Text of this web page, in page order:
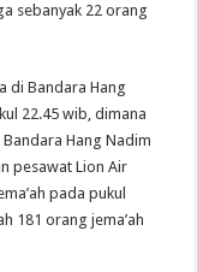
sebanyak 22 orang
di Bandara Hang
22.45 wib, dimana
Hang Nadim
pesawat Lion Air
pada pukul
181 orang jema’ah